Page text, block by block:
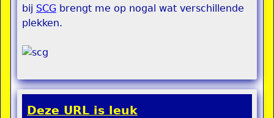
bij SCG brengt me op nogal wat verschillende
plekken.
Deze URL is leuk